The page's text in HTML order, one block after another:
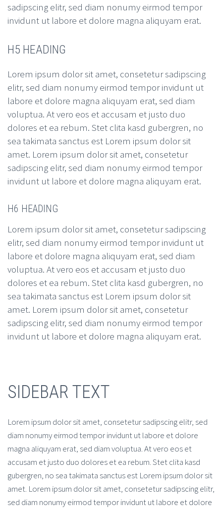
sadipscing elitr, sed diam nonumy eirmod tempor
invidunt ut labore et dolore magna aliquyam erat.
H5 HEADING
Lorem ipsum dolor sit amet, consetetur sadipscing
elitr, sed diam nonumy eirmod tempor invidunt ut
labore et dolore magna aliquyam erat, sed diam
voluptua. At vero eos et accusam et justo duo
dolores et ea rebum. Stet clita kasd gubergren, no
sea takimata sanctus est Lorem ipsum dolor sit
amet. Lorem ipsum dolor sit amet, consetetur
sadipscing elitr, sed diam nonumy eirmod tempor
invidunt ut labore et dolore magna aliquyam erat.
H6 HEADING
Lorem ipsum dolor sit amet, consetetur sadipscing
elitr, sed diam nonumy eirmod tempor invidunt ut
labore et dolore magna aliquyam erat, sed diam
voluptua. At vero eos et accusam et justo duo
dolores et ea rebum. Stet clita kasd gubergren, no
sea takimata sanctus est Lorem ipsum dolor sit
amet. Lorem ipsum dolor sit amet, consetetur
sadipscing elitr, sed diam nonumy eirmod tempor
invidunt ut labore et dolore magna aliquyam erat.
SIDEBAR TEXT
Lorem ipsum dolor sit amet, consetetur sadipscing elitr, sed
diam nonumy eirmod tempor invidunt ut labore et dolore
magna aliquyam erat, sed diam voluptua. At vero eos et
accusam et justo duo dolores et ea rebum. Stet clita kasd
gubergren, no sea takimata sanctus est Lorem ipsum dolor sit
amet. Lorem ipsum dolor sit amet, consetetur sadipscing elitr,
sed diam nonumy eirmod tempor invidunt ut labore et dolore